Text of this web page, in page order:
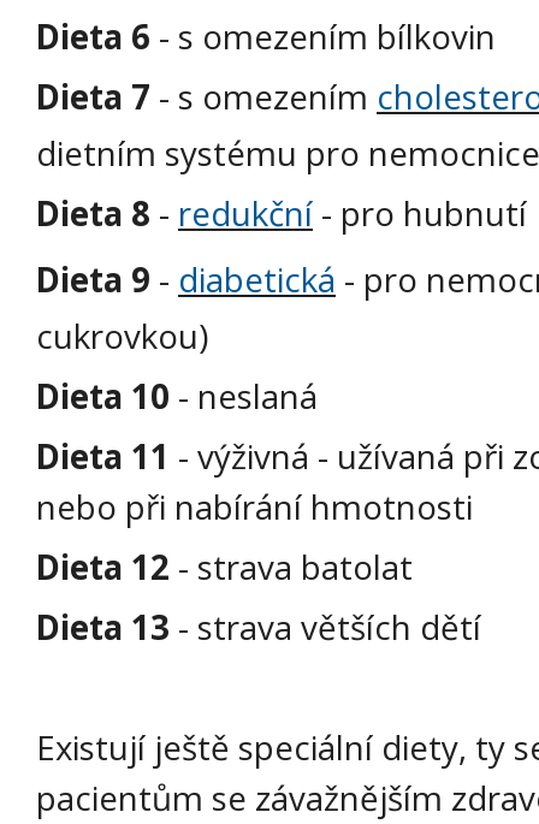
Dieta 6 - s omezením bílkovin
Dieta 7 - s omezením
dietním systému pro
Dieta 8 - redukční - pro hubnutí
Dieta 9 - diabetická - pro
cukrovkou)
Dieta 10 - neslaná
Dieta 11 - výživná - užívaná při
nebo při nabírání hmotnosti
Dieta 12 - strava batolat
Dieta 13 - strava větších dětí
Existují ještě speciální diety, ty
pacientům se závažnějším